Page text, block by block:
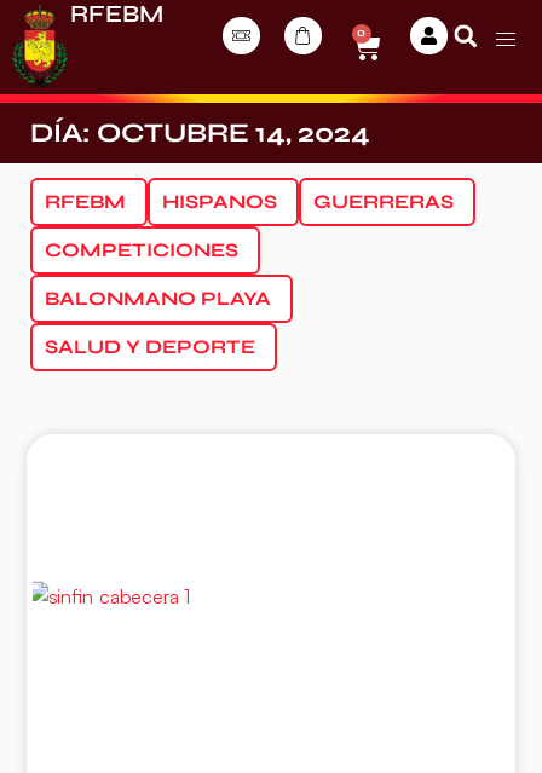
RFEBM
0
DÍA: OCTUBRE 14, 2024
RFEBM HISPANOS GUERRERAS
COMPETICIONES
BALONMANO PLAYA
SALUD Y DEPORTE